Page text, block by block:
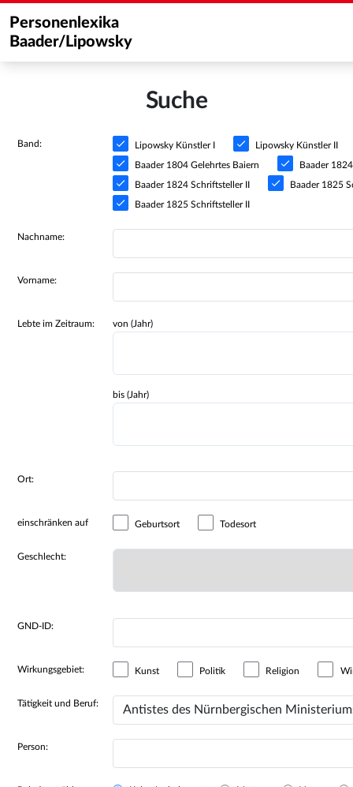
Personenlexika
Baader/Lipowsky
Suche
Band: Lipowsky Künstler I Lipowsky Künstler II
Baader 1804 Gelehrtes Baiern Baader
Baader 1824 Schriftsteller II Baader 1825
Baader 1825 Schriftsteller II
Nachname:
Vorname:
Lebte im Zeitraum: von (Jahr)
bis (Jahr)
Ort:
einschränken auf Geburtsort Todesort
Geschlecht:
GND-ID:
Wirkungsgebiet: Kunst Politik Religion
Tätigkeit und Beruf:
Person: